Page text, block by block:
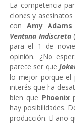
La competencia
clones y
con Amy Adams
Ventana Indiscreta
para el 1 de
opinión. ¿No
parece ser que
lo mejor porque el
interés que ha
bien que Phoenix
hay posibilidades.
producción. El año